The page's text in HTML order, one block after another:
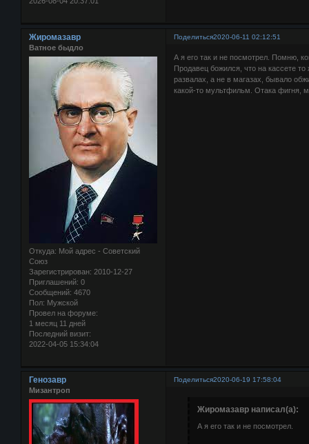
Поделиться2020-06-11 02:12:51
Жиромазавр
Ватное быдло
Откуда: Мой адрес - Советский
Союз
Зарегистрирован: 2010-12-27
Приглашений: 0
Сообщений: 4670
Пол: Мужской
Провел на форуме:
1 месяц 11 дней
Последний визит:
2022-04-05 15:34:04
А я его так и не посмотрел. Помню,
Продавец божился, что на кассете
развалах, а не в магазах, бывало
какой-то мультфильм. Отака фигня,
Поделиться2020-06-19 17:58:04
Генозавр
Мизантроп
Жиромазавр написал(а):
А я его так и не посмотрел.